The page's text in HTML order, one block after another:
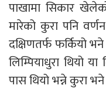
पाखामा सिकार
मारेको कुरा पनि
दक्षिणतर्फ फर्कियो
लिम्पियाधुरा थियो या
पास थियो भन्ने कुरा